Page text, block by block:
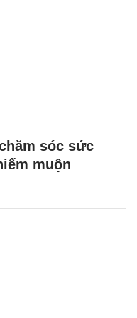
sóc sức
muộn